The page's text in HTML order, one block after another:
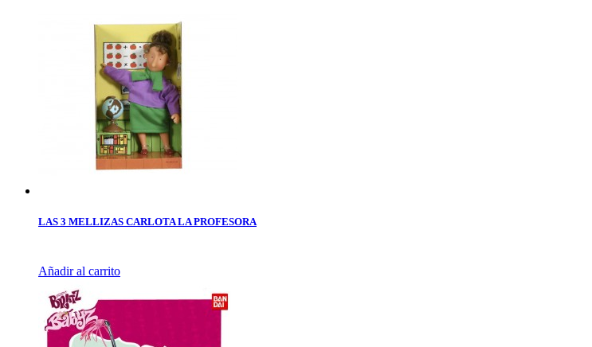
LAS 3 MELLIZAS CARLOTA LA PROFESORA
Añadir al carrito